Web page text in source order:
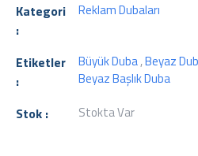
Kategori
:
Reklam Dubaları
Etiketler
:
Büyük Duba,Beyaz
Beyaz Başlık Duba
Stok : Stokta Var